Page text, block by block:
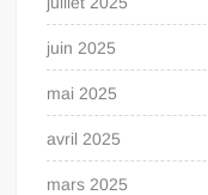
juin 2025
mai 2025
avril 2025
mars 2025